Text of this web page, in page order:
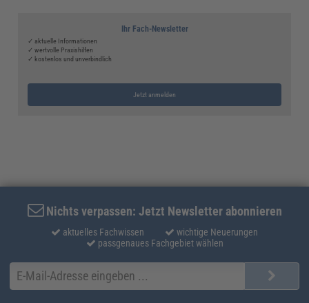
Ihr Fach-Newsletter
✓ aktuelle Informationen
✓ wertvolle Praxishilfen
✓ kostenlos und unverbindlich
Jetzt anmelden
Nichts verpassen: Jetzt Newsletter abonnieren
aktuelles Fachwissen
wichtige Neuerungen
passgenaues Fachgebiet wählen